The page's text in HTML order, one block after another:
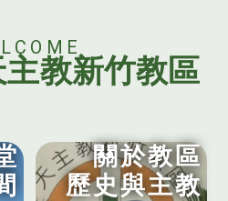
教新竹教區
關於教區
歷史與主教